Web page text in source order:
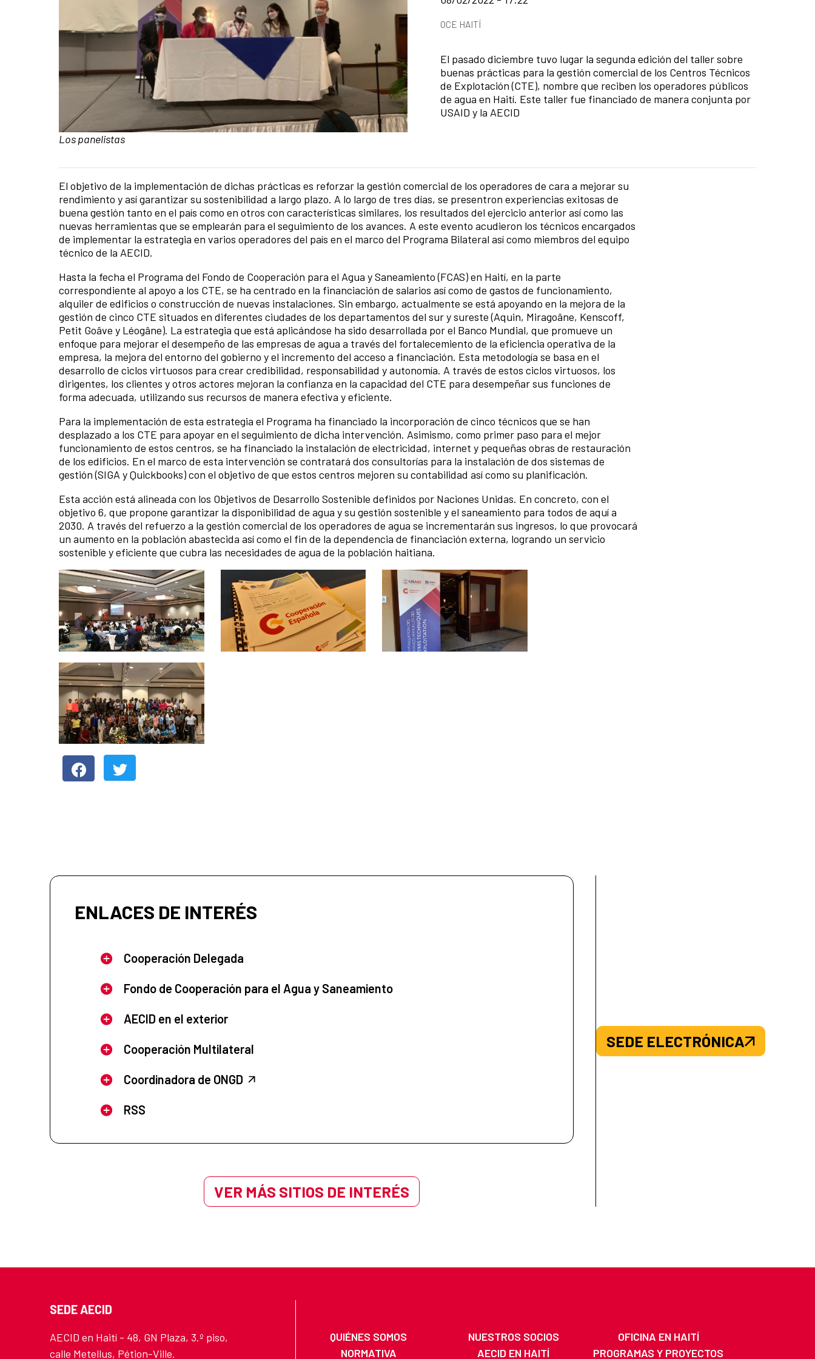
Pie de foto:
Los panelistas
Categorías de la noticia
OCE HAITÍ
El pasado diciembre tuvo lugar la segunda edición del taller sobre
buenas prácticas para la gestión comercial de los Centros Técnicos
de Explotación (CTE), nombre que reciben los operadores públicos
de agua en Haití. Este taller fue financiado de manera conjunta por
USAID y la AECID
Contenido de la noticia
El objetivo de la implementación de dichas prácticas es reforzar la gestión comercial de los operadores de cara a mejorar su
rendimiento y así garantizar su sostenibilidad a largo plazo. A lo largo de tres días, se presentron experiencias exitosas de
buena gestión tanto en el país como en otros con características similares, los resultados del ejercicio anterior así como las
nuevas herramientas que se emplearán para el seguimiento de los avances. A este evento acudieron los técnicos encargados
de implementar la estrategia en varios operadores del país en el marco del Programa Bilateral así como miembros del equipo
técnico de la AECID.
Hasta la fecha el Programa del Fondo de Cooperación para el Agua y Saneamiento (FCAS) en Haití, en la parte
correspondiente al apoyo a los CTE, se ha centrado en la financiación de salarios así como de gastos de funcionamiento,
alquiler de edificios o construcción de nuevas instalaciones. Sin embargo, actualmente se está apoyando en la mejora de la
gestión de cinco CTE situados en diferentes ciudades de los departamentos del sur y sureste (Aquin, Miragoâne, Kenscoff,
Petit Goâve y Léogâne). La estrategia que está aplicándose ha sido desarrollada por el Banco Mundial, que promueve un
enfoque para mejorar el desempeño de las empresas de agua a través del fortalecemiento de la eficiencia operativa de la
empresa, la mejora del entorno del gobierno y el incremento del acceso a financiación. Esta metodología se basa en el
desarrollo de ciclos virtuosos para crear credibilidad, responsabilidad y autonomía. A través de estos ciclos virtuosos, los
dirigentes, los clientes y otros actores mejoran la confianza en la capacidad del CTE para desempeñar sus funciones de
forma adecuada, utilizando sus recursos de manera efectiva y eficiente.
Para la implementación de esta estrategia el Programa ha financiado la incorporación de cinco técnicos que se han
desplazado a los CTE para apoyar en el seguimiento de dicha intervención. Asimismo, como primer paso para el mejor
funcionamiento de estos centros, se ha financiado la instalación de electricidad, internet y pequeñas obras de restauración
de los edificios. En el marco de esta intervención se contratará dos consultorías para la instalación de dos sistemas de
gestión (SIGA y Quickbooks) con el objetivo de que estos centros mejoren su contabilidad así como su planificación.
Esta acción está alineada con los Objetivos de Desarrollo Sostenible definidos por Naciones Unidas. En concreto, con el
objetivo 6, que propone garantizar la disponibilidad de agua y su gestión sostenible y el saneamiento para todos de aquí a
2030. A través del refuerzo a la gestión comercial de los operadores de agua se incrementarán sus ingresos, lo que provocará
un aumento en la población abastecida así como el fin de la dependencia de financiación externa, logrando un servicio
sostenible y eficiente que cubra las necesidades de agua de la población haitiana.
ENLACES DE INTERÉS
Cooperación Delegada
Fondo de Cooperación para el Agua y Saneamiento
AECID en el exterior
Cooperación Multilateral
Coordinadora de ONGD
RSS
VER MÁS SITIOS DE INTERÉS
SEDE ELECTRÓNICA
SEDE AECID
AECID en Haití - 48, GN Plaza, 3.º piso,
calle Metellus, Pétion-Ville.
QUIÉNES SOMOS NUESTROS SOCIOS
OFICINA EN HAITÍ
NORMATIVA
AECID EN HAITÍ PROGRAMAS Y PROYECTOS